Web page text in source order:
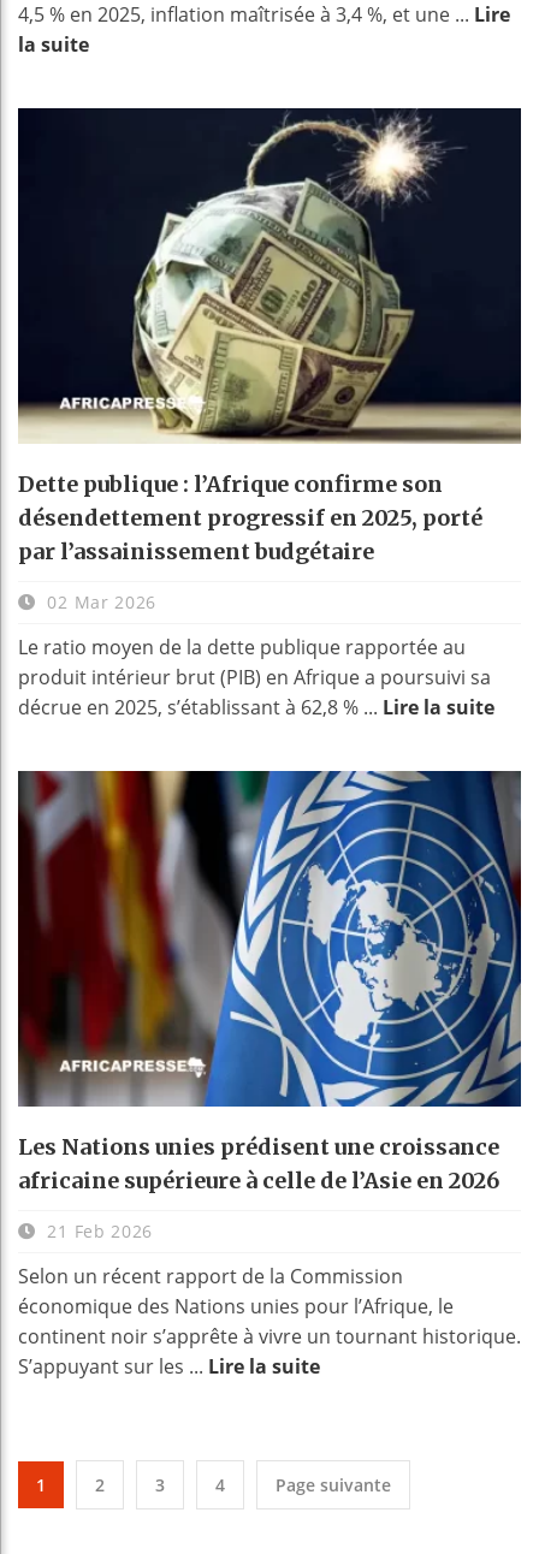
4,5 % en 2025, inflation maîtrisée à 3,4 %, et une ... Lire
la suite
Dette publique : l’Afrique confirme son
désendettement progressif en 2025, porté
par l’assainissement budgétaire
02 Mar 2026
Le ratio moyen de la dette publique rapportée au
produit intérieur brut (PIB) en Afrique a poursuivi sa
décrue en 2025, s’établissant à 62,8 % ... Lire la suite
Les Nations unies prédisent une croissance
africaine supérieure à celle de l’Asie en 2026
21 Feb 2026
Selon un récent rapport de la Commission
économique des Nations unies pour l’Afrique, le
continent noir s’apprête à vivre un tournant historique.
S’appuyant sur les ... Lire la suite
1 2 3 4 Page suivante